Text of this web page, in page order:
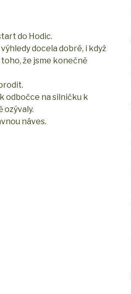
do Hodic.
docela dobré, i když
že jsme konečně
odbočce na silničku k
ozývaly.
náves.